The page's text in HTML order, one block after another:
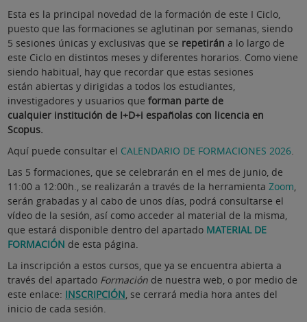
Esta es la principal novedad de la formación de este I Ciclo,
puesto que las formaciones se aglutinan por semanas, siendo
5 sesiones únicas y exclusivas que se repetirána lo largo de
este Ciclo en distintos meses y diferentes horarios. Como viene
siendo habitual, hay que recordar que estas sesiones
están abiertas y dirigidas a todos los estudiantes,
investigadores y usuarios queforman parte de
cualquier institución de I+D+i españolas con licencia en
Scopus.
Aquí puede consultar el CALENDARIO DE FORMACIONES 2026
Las 5 formaciones, que se celebrarán en el mes de junio, de
11:00 a 12:00h., se realizarán a través de la herramientaZoom
serán grabadas y al cabo de unos días, podrá consultarse el
vídeo de la sesión, así como acceder al material de la misma,
que estará disponible dentro del apartado MATERIAL DE
FORMACIÓN de esta página.
La inscripción a estos cursos, que ya se encuentra abierta a
través del apartado Formación de nuestra web, o por medio de
este enlace: INSCRIPCIÓN , se cerrará media hora antes del
inicio de cada sesión.